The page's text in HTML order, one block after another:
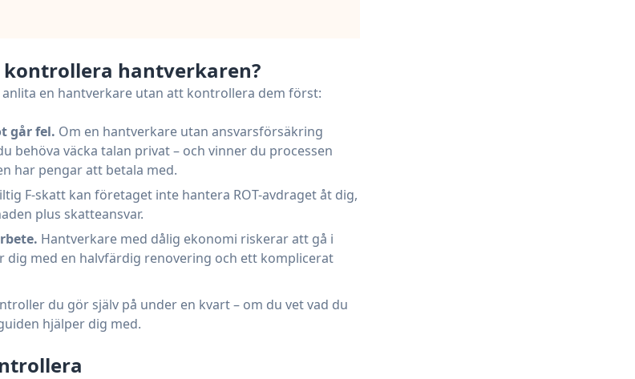
hantverkaren?
en hantverkare utan att kontrollera dem först:
går fel. Om en hantverkare utan ansvarsförsäkring
behöva väcka talan privat – och vinner du processen
har pengar att betala med.
F-skatt kan företaget inte hantera ROT-avdraget åt dig,
plus skatteansvar.
Hantverkare med dålig ekonomi riskerar att gå i
med en halvfärdig renovering och ett komplicerat
du gör själv på under en kvart – om du vet vad du
hjälper dig med.